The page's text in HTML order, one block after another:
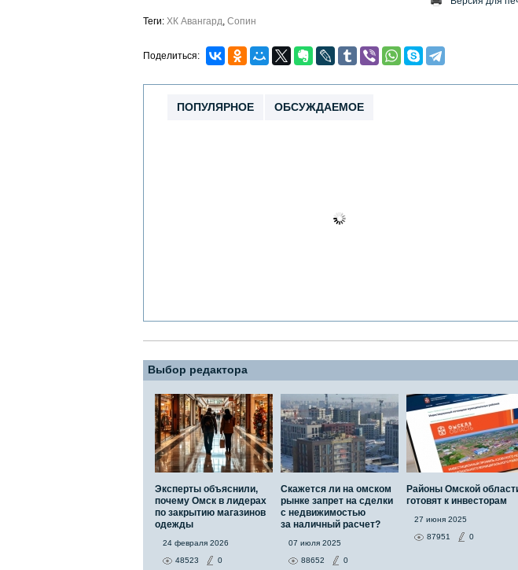
Теги: ХК Авангард, Сопин
Поделиться:
ПОПУЛЯРНОЕ ОБСУЖДАЕМОЕ
Выбор редактора
Эксперты объяснили,
почему Омск в лидерах
по закрытию магазинов
одежды
24 февраля 2026
48523
0
Скажется ли на омском
рынке запрет на сделки
с недвижимостью
за наличный расчет?
07 июля 2025
88652
0
Районы Омской
готовят к инвесторам
27 июня 2025
87951
0